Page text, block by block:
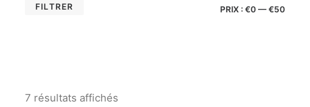
FILTRER PRIX : €0 — €50
7 résultats affichés